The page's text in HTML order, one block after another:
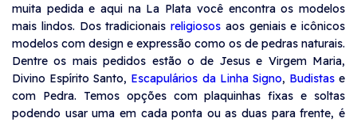
muita pedida e aqui na La Plata você encontra os modelos
mais lindos. Dos tradicionais religiosos aos geniais e icônicos
modelos com design e expressão como os de pedras naturais.
Dentre os mais pedidos estão o de Jesus e Virgem Maria,
Divino Espírito Santo, Escapulários da Linha Signo, Budistase
com Pedra. Temos opções com plaquinhas fixas e soltas
podendo usar uma em cada ponta ou as duas para frente, é